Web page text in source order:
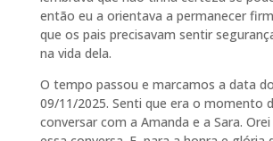
então eu a orientava a permanecer
que os pais precisavam sentir
na vida dela.
O tempo passou e marcamos a data
09/11/2025. Senti que era o momento
conversar com a Amanda e a Sara.